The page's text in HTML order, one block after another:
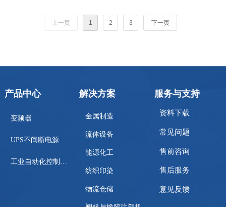
上一页 1 2 3 下一页
产品中心
变频器
UPS不间断电源
工业自动化控制系统
解决方案
金属制造
流体设备
能源化工
纺织印染
物流仓储
服务与支持
资料下载
常见问题
售前咨询
售后服务
意见反馈